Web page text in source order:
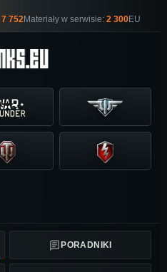
7 752Materiały w serwisie: 2 300EU
PORADNIKI